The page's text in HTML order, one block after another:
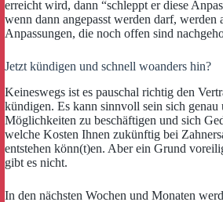
erreicht wird, dann “schleppt er diese
wenn dann angepasst werden darf, werden
Anpassungen, die noch offen sind
Jetzt kündigen und schnell woanders hin?
Keineswegs ist es pauschal richtig den
kündigen. Es kann sinnvoll sein sich
Möglichkeiten zu beschäftigen und sich
welche Kosten Ihnen zukünftig bei
entstehen könn(t)en. Aber ein Grund
gibt es nicht.
In den nächsten Wochen und Monaten